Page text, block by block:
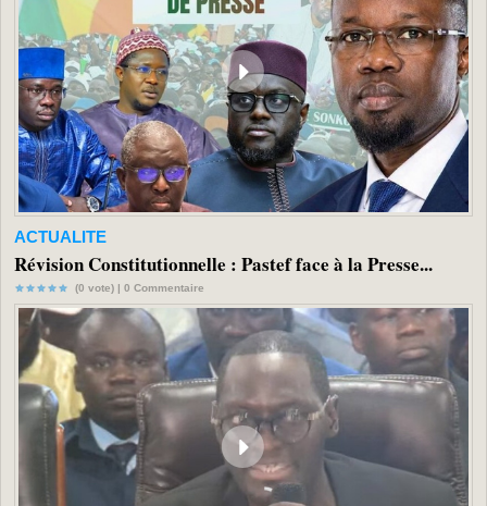
ACTUALITE
Révision Constitutionnelle : Pastef face à la Presse...
(0 vote) | 0 Commentaire